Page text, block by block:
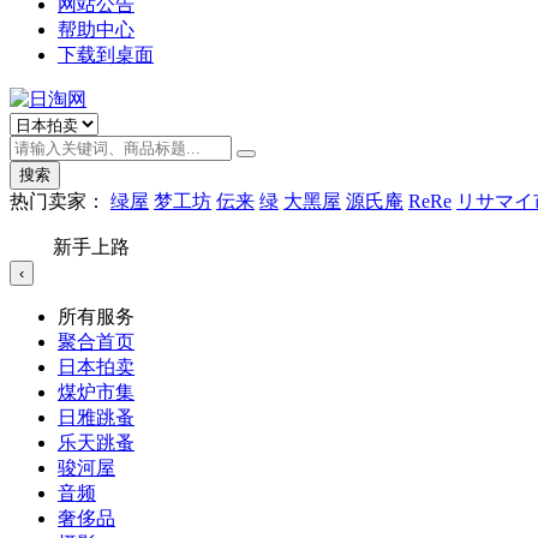
网站公告
帮助中心
下载到桌面
搜索
热门卖家： 绿屋 梦工坊 伝来 绿 大黑屋 源氏庵 ReRe リサマ
新手上路
‹
所有服务
聚合首页
日本拍卖
煤炉市集
日雅跳蚤
乐天跳蚤
骏河屋
音频
奢侈品